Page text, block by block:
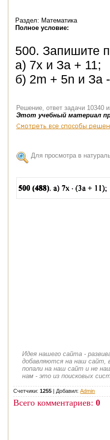
Раздел: Математика
Полное условие:
500. Запишите
а) 7x и За + 11;
б) 2m + 5n и За
Решение, ответ задачи 10340
Этот учебный материал
Для просмотра в
Идея нашего сайта -
добавляются на наш сайт,
попали на наш сайт и не
нам - это из поисковых
Счетчики:1255 | Добавил:Admin
Всего комментариев:0